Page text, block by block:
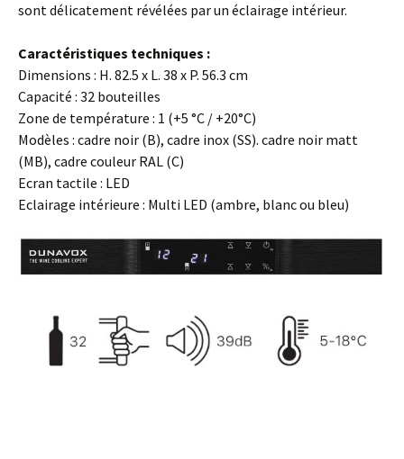
sont délicatement révélées par un éclairage intérieur.
Caractéristiques techniques :
Dimensions : H. 82.5 x L. 38 x P. 56.3 cm
Capacité : 32 bouteilles
Zone de température : 1 (+5 °C / +20°C)
Modèles : cadre noir (B), cadre inox (SS). cadre noir matt
(MB), cadre couleur RAL (C)
Ecran tactile : LED
Eclairage intérieure : Multi LED (ambre, blanc ou bleu)